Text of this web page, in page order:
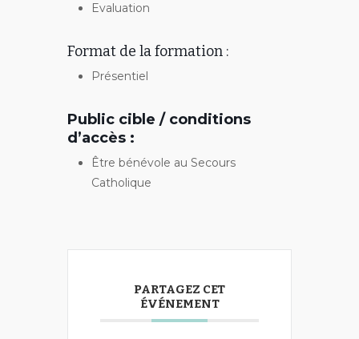
Evaluation
Format de la formation :
Présentiel
Public cible / conditions
d’accès :
Être bénévole au Secours
Catholique
PARTAGEZ CET
ÉVÉNEMENT